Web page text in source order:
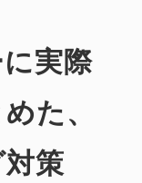
実際
た、
策